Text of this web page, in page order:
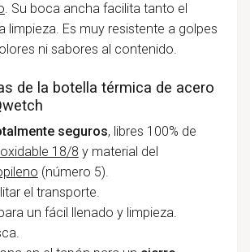
. Su boca ancha facilita tanto el
limpieza. Es muy resistente a golpes
ni sabores al contenido.
de la botella térmica de acero
seguros, libres 100% de
18/8 y material del
(número 5).
el transporte.
un fácil llenado y limpieza.